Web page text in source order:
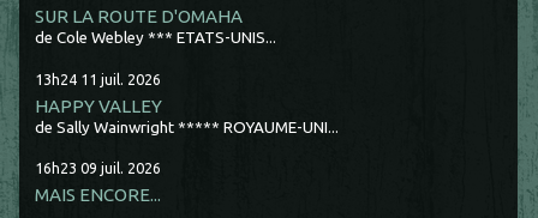
SUR LA ROUTE D'OMAHA
de Cole Webley *** ETATS-UNIS...
13h24 11 juil. 2026
HAPPY VALLEY
de Sally Wainwright ***** ROYAUME-UNI...
16h23 09 juil. 2026
MAIS ENCORE...